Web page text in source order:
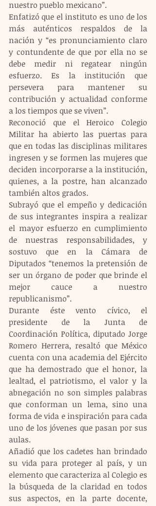
nuestro pueblo mexicano”.
Enfatizó que el instituto es uno de los
más auténticos respaldos de la
nación y “es pronunciamiento claro
y contundente de que por ella no se
debe medir ni regatear ningún
esfuerzo. Es la institución que
persevera para mantener su
contribución y actualidad conforme
a los tiempos que se viven”.
Reconoció que el Heroico Colegio
Militar ha abierto las puertas para
que en todas las disciplinas militares
ingresen y se formen las mujeres que
deciden incorporarse a la institución,
quienes, a la postre, han alcanzado
también altos grados.
Subrayó que el empeño y dedicación
de sus integrantes inspira a realizar
el mayor esfuerzo en cumplimiento
de nuestras responsabilidades, y
sostuvo que en la Cámara de
Diputados “tenemos la pretensión de
ser un órgano de poder que brinde el
mejor cauce a nuestro
republicanismo”.
Durante éste vento cívico, el
presidente de la Junta de
Coordinación Política, diputado Jorge
Romero Herrera, resaltó que México
cuenta con una academia del Ejército
que ha demostrado que el honor, la
lealtad, el patriotismo, el valor y la
abnegación no son simples palabras
que conforman un lema, sino una
forma de vida e inspiración para cada
uno de los jóvenes que pasan por sus
aulas.
Añadió que los cadetes han brindado
su vida para proteger al país, y un
elemento que caracteriza al Colegio es
la búsqueda de la claridad en todos
sus aspectos, en la parte docente,